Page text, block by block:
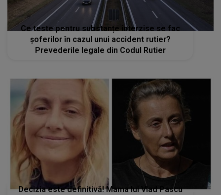
Ce teste pentru substanțe interzise se fac
șoferilor în cazul unui accident rutier?
Prevederile legale din Codul Rutier
Decizia este definitivă! Mama lui Vlad Pascu